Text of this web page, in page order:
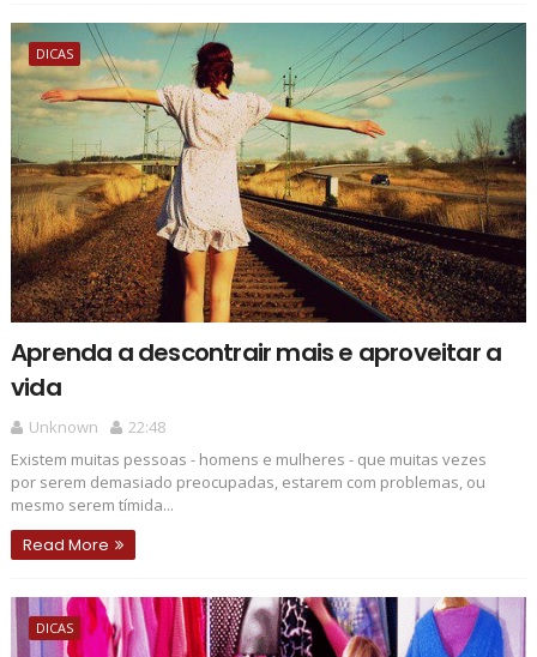
DICAS
Aprenda a descontrair mais e aproveitar a
vida
Unknown
22:48
Existem muitas pessoas - homens e mulheres - que muitas vezes
por serem demasiado preocupadas, estarem com problemas, ou
mesmo serem tímida...
Read More
DICAS